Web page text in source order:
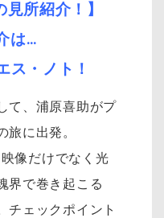
見所紹介！】
は…
ス・ノト ！
て、浦原喜助がプ
旅に出発。
像だけでなく光
界で巻き起こる
チェックポイント